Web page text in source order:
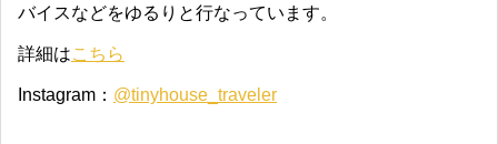
バイスなどをゆるりと行なっています。
詳細はこちら
Instagram： @tinyhouse_traveler